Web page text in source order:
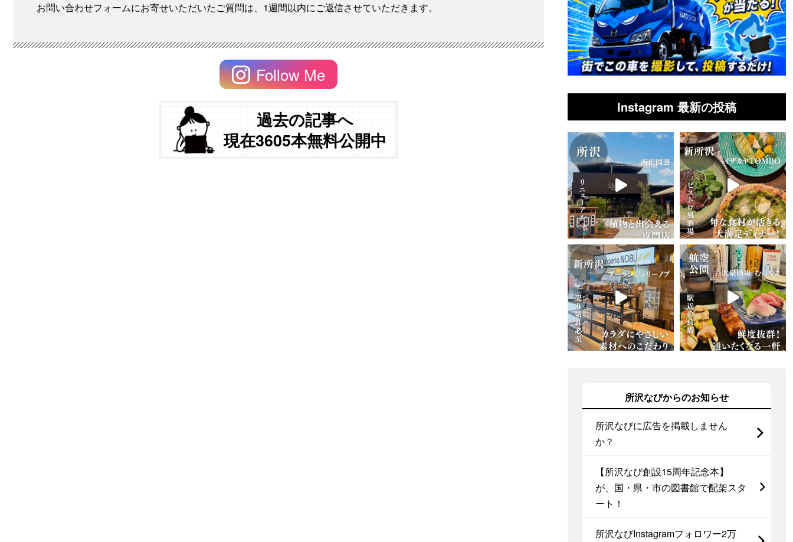
お問い合わせフォームにお寄せいただいたご質問は、1週間以内にご返信させていただきます。
Follow Me
過去の記事へ
現在3605本無料公開中
Instagram 最新の投稿
所沢なびからのお知らせ
所沢なびに広告を掲載しません
か？
【所沢なび創設15周年記念本】
が、国・県・市の図書館で配架スタ
ート！
所沢なびInstagramフォロワー2万